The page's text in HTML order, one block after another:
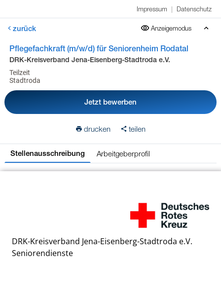
Impressum | Datenschutz
zurück Anzeigemodus
Pflegefachkraft (m/w/d) für Seniorenheim Rodatal
DRK-Kreisverband Jena-Eisenberg-Stadtroda e.V.
Teilzeit
Stadtroda
Jetzt bewerben
drucken teilen
Stellenausschreibung Arbeitgeberprofil